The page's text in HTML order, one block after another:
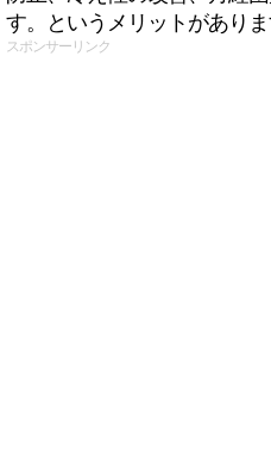
す。というメリットがありま
スポンサーリンク